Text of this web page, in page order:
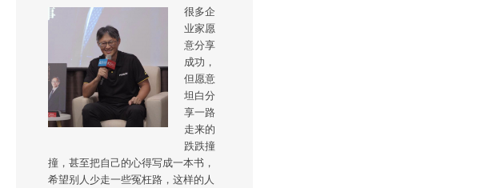
很多企
业家愿
意分享
成功，
但愿意
坦白分
享一路
走来的
跌跌撞
撞，甚至把自己的心得写成一本书，
希望别人少走一些冤枉路，这样的人